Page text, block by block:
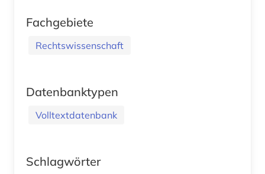
Fachgebiete
Rechtswissenschaft
Datenbanktypen
Volltextdatenbank
Schlagwörter